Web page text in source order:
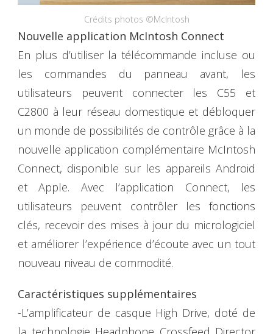
Crédits photos ©McIntosh
Nouvelle application McIntosh Connect
En plus d’utiliser la télécommande incluse ou
les commandes du panneau avant, les
utilisateurs peuvent connecter les C55 et
C2800 à leur réseau domestique et débloquer
un monde de possibilités de contrôle grâce à la
nouvelle application complémentaire McIntosh
Connect, disponible sur les appareils Android
et Apple. Avec l’application Connect, les
utilisateurs peuvent contrôler les fonctions
clés, recevoir des mises à jour du micrologiciel
et améliorer l’expérience d’écoute avec un tout
nouveau niveau de commodité.
Caractéristiques supplémentaires
-L’amplificateur de casque High Drive, doté de